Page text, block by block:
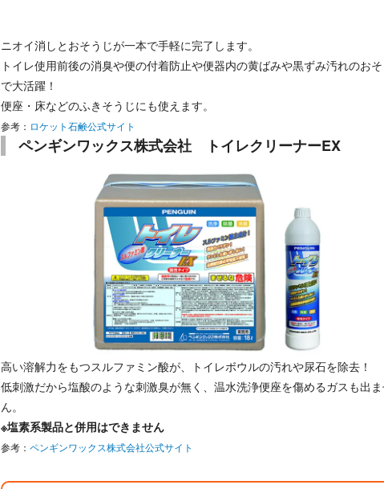
ニオイ消しとおそうじが一本で手軽に完了します。
トイレ使用前後の消臭や便の付着防止や便器内の黄ばみや黒ずみ汚れのお
で大活躍！
便座・床などのふきそうじにも使えます。
参考： ロケット石鹸公式サイト
ペンギンワックス株式会社 トイレクリーナーEX
高い溶解力をもつスルファミン酸が、トイレボウルの汚れや尿石を除去！
低刺激だから塩酸のような刺激臭が無く、温水洗浄便座を傷めるガスも出
ん。
※塩素系製品と併用はできません
参考： ペンギンワックス株式会社公式サイト